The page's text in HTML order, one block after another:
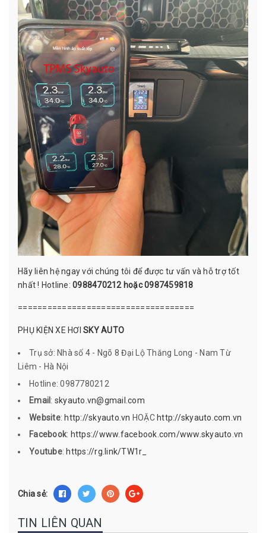
Hãy liên hệ ngay với chúng tôi để được tư vấn và hỗ trợ tốt
nhất ! Hotline: 0988470212 hoặc 0987459818
====================================
PHỤ KIỆN XE HƠI SKY AUTO
Trụ sở: Nhà số 4 - Ngõ 8 Đại Lộ Thăng Long - Nam Từ
Liêm - Hà Nội
Hotline: 0987780212
Email : skyauto.vn@gmail.com
Website: http://skyauto.vn HOẶC http://skyauto.com.vn
Facebook: https://www.facebook.com/www.skyauto.vn
Youtube: https://rg.link/TW1r_
Chia sẻ:
TIN LIÊN QUAN